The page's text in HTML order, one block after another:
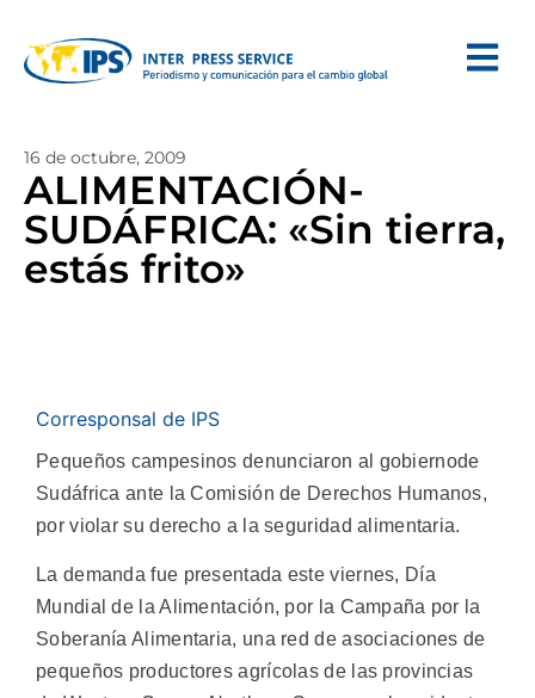
16 de octubre, 2009
ALIMENTACIÓN-
SUDÁFRICA: «Sin tierra,
estás frito»
Corresponsal de IPS
Pequeños campesinos denunciaron al gobiernode
Sudáfrica ante la Comisión de Derechos Humanos,
por violar su derecho a la seguridad alimentaria.
La demanda fue presentada este viernes, Día
Mundial de la Alimentación, por la Campaña por la
Soberanía Alimentaria, una red de asociaciones de
pequeños productores agrícolas de las provincias